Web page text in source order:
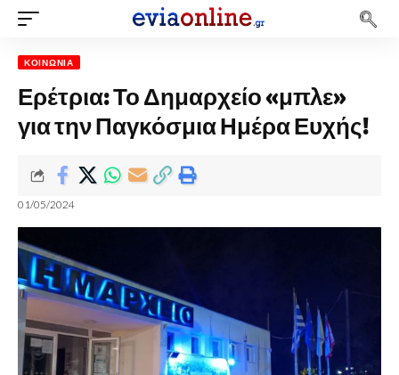
ΚΟΙΝΩΝΊΑ
Ερέτρια: Το Δημαρχείο «μπλε»
για την Παγκόσμια Ημέρα Ευχής!
01/05/2024